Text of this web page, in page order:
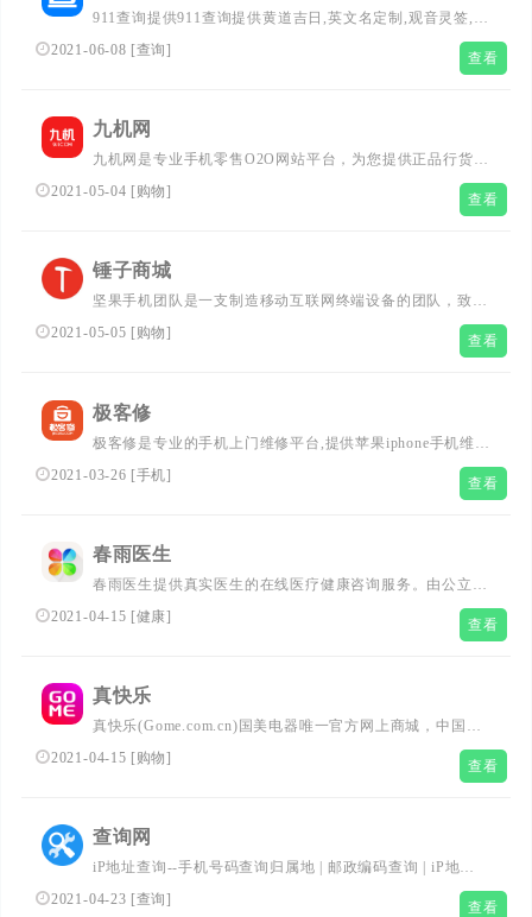
911查询提供911查询提供黄道吉日,英文名定制,观音灵签,十
二生肖运势,周公解梦,手机号码吉凶,邮编,列车时刻表,唐诗
宋词,成语,字典,词典,百家姓,百科全书,谜语等查询服务。
2021-06-08 [查询] 查看
九机网
九机网是专业手机零售O2O网站平台，为您提供正品行货手
机、笔记本及平板电脑等产品。依托九机网强大的技术支
持，为您提供优志售后服务，包括刷机、手机维修及正版软
2021-05-04 [购物] 查看
锤子商城
坚果手机团队是一支制造移动互联网终端设备的团队，致力
于打造用户体验一流的数码消费类产品（智能手机为主），
主打坚果手机系列，有坚果 R2，坚果 Pro 3 等型号手机...
2021-05-05 [购物] 查看
极客修
极客修是专业的手机上门维修平台,提供苹果iphone手机维
修,更换屏幕,换电池,内存升级扩容,触摸,主板维
修.iPad,MacBook,apple watch维修,也支持其他安卓品牌手
2021-03-26 [手机] 查看
春雨医生
春雨医生提供真实医生的在线医疗健康咨询服务。由公立医
院医师解答用户的健康问题。移动客户端产品春雨掌上医生
是一款“自查+咨询”的健康服务类手机客户端；您可通过春
2021-04-15 [健康] 查看
真快乐
真快乐(Gome.com.cn)国美电器唯一官方网上商城，中国领
先的专业家电网购平台.全球品牌电视、洗衣机、电脑、手
机、数码、空调、电脑配件、生活电器、网络产品等正品行
2021-04-15 [购物] 查看
查询网
iP地址查询--手机号码查询归属地 | 邮政编码查询 | iP地址
归属地查询 | 身份证号码验证在线查询网...
2021-04-23 [查询] 查看